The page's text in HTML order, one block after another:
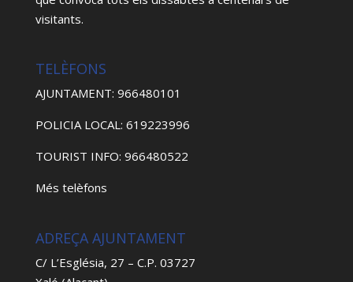
visitants.
TELÈFONS
AJUNTAMENT: 966480101
POLICIA LOCAL: 619223996
TOURIST INFO: 966480522
Més telèfons
ADREÇA AJUNTAMENT
C/ L’Església, 27 – C.P. 03727